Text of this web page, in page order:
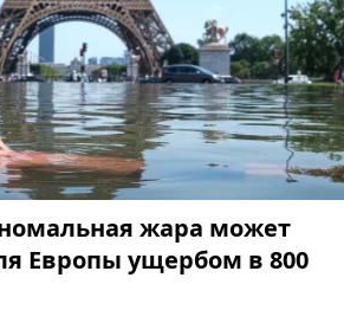
жара может
Европы ущербом в 800